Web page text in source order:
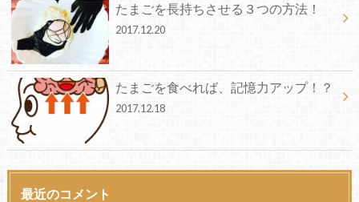
たまごを長持ちさせる３つの方法！
2017.12.20
たまごを食べれば、記憶力アップ！？
2017.12.18
最近のコメント